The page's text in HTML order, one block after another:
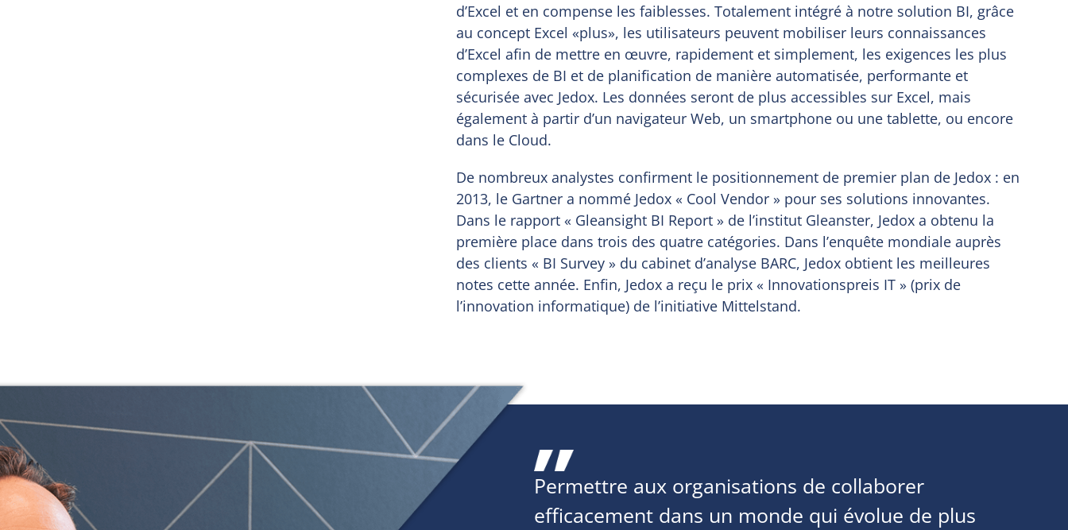
d’Excel et en compense les faiblesses. Totalement intégré à notre solution BI, grâce
au concept Excel «plus», les utilisateurs peuvent mobiliser leurs connaissances
d’Excel afin de mettre en œuvre, rapidement et simplement, les exigences les plus
complexes de BI et de planification de manière automatisée, performante et
sécurisée avec Jedox. Les données seront de plus accessibles sur Excel, mais
également à partir d’un navigateur Web, un smartphone ou une tablette, ou encore
dans le Cloud.
De nombreux analystes confirment le positionnement de premier plan de Jedox : en
2013, le Gartner a nommé Jedox « Cool Vendor » pour ses solutions innovantes.
Dans le rapport « Gleansight BI Report » de l’institut Gleanster, Jedox a obtenu la
première place dans trois des quatre catégories. Dans l’enquête mondiale auprès
des clients « BI Survey » du cabinet d’analyse BARC, Jedox obtient les meilleures
notes cette année. Enfin, Jedox a reçu le prix « Innovationspreis IT » (prix de
l’innovation informatique) de l’initiative Mittelstand.
Permettre aux organisations de collaborer
efficacement dans un monde qui évolue de plus